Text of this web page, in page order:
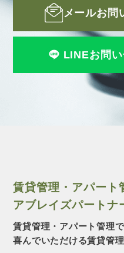
メールお問
LINEお問
賃貸管理・アパート
アブレイズパートナ
賃貸管理・アパート管理
喜んでいただける賃貸管